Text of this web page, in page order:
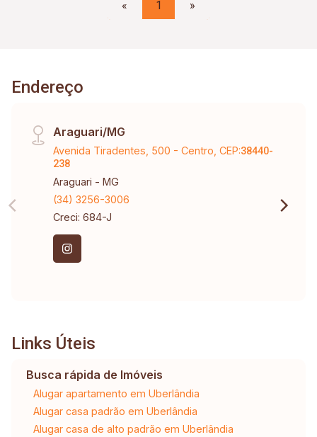
« 1 »
Endereço
Araguari/MG
Avenida Tiradentes, 500 - Centro, CEP:38440-
238
Araguari - MG
(34) 3256-3006
Creci: 684-J
Links Úteis
Busca rápida de Imóveis
Alugar apartamento em Uberlândia
Alugar casa padrão em Uberlândia
Alugar casa de alto padrão em Uberlândia